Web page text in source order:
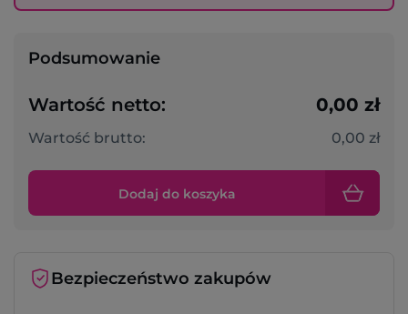
Podsumowanie
Wartość netto: 0,00 zł
Wartość brutto: 0,00 zł
Dodaj do koszyka
Bezpieczeństwo zakupów